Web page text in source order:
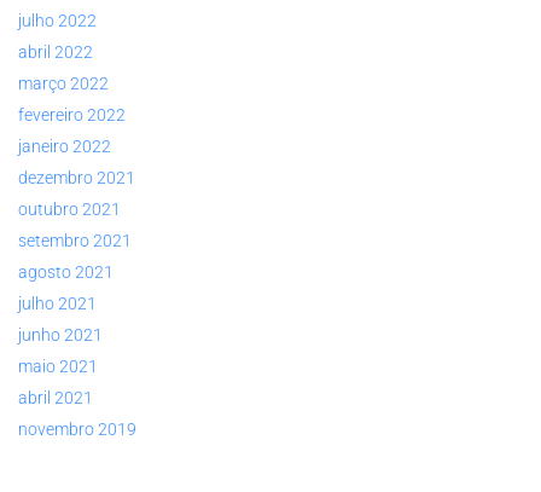
julho 2022
abril 2022
março 2022
fevereiro 2022
janeiro 2022
dezembro 2021
outubro 2021
setembro 2021
agosto 2021
julho 2021
junho 2021
maio 2021
abril 2021
novembro 2019